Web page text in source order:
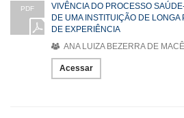
PDF
VIVÊNCIA DO PROCESSO
DE UMA INSTITUIÇÃO DE
DE EXPERIÊNCIA
ANA LUIZA BEZERRA DE
Acessar